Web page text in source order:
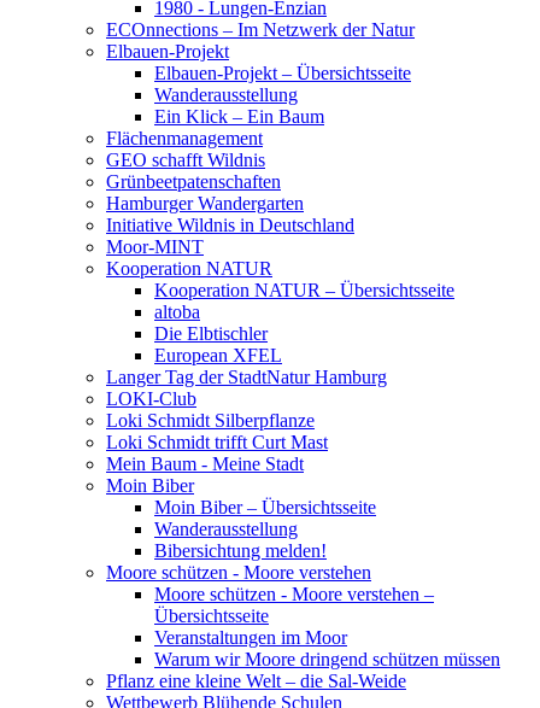
1980 - Lungen-Enzian
ECOnnections – Im Netzwerk der Natur
Elbauen-Projekt
Elbauen-Projekt – Übersichtsseite
Wanderausstellung
Ein Klick – Ein Baum
Flächenmanagement
GEO schafft Wildnis
Grünbeetpatenschaften
Hamburger Wandergarten
Initiative Wildnis in Deutschland
Moor-MINT
Kooperation NATUR
Kooperation NATUR – Übersichtsseite
altoba
Die Elbtischler
European XFEL
Langer Tag der StadtNatur Hamburg
LOKI-Club
Loki Schmidt Silberpflanze
Loki Schmidt trifft Curt Mast
Mein Baum - Meine Stadt
Moin Biber
Moin Biber – Übersichtsseite
Wanderausstellung
Bibersichtung melden!
Moore schützen - Moore verstehen
Moore schützen - Moore verstehen –
Übersichtsseite
Veranstaltungen im Moor
Warum wir Moore dringend schützen müssen
Pflanz eine kleine Welt – die Sal-Weide
Wettbewerb Blühende Schulen